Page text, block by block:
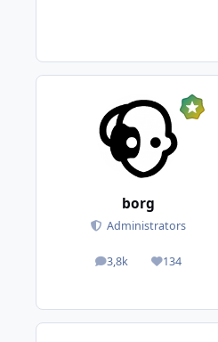
borg
Administrators
3,8k
posts 134
Reputation